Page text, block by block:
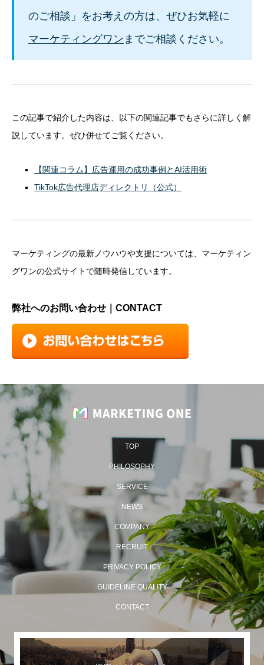
のご相談」をお考えの方は、ぜひお気軽に
マーケティングワン までご相談ください。
この記事で紹介した内容は、以下の関連記事でもさらに詳しく解
説しています。ぜひ併せてご覧ください。
【関連コラム】広告運用の成功事例とAI活用術
TikTok広告代理店ディレクトリ（公式）
マーケティングの最新ノウハウや支援については、マーケティン
グワンの公式サイトで随時発信しています。
弊社へのお問い合わせ｜CONTACT
TOP
PHILOSOPHY
SERVICE
NEWS
COMPANY
RECRUIT
PRIVACY POLICY
GUIDELINE QUALITY
CONTACT